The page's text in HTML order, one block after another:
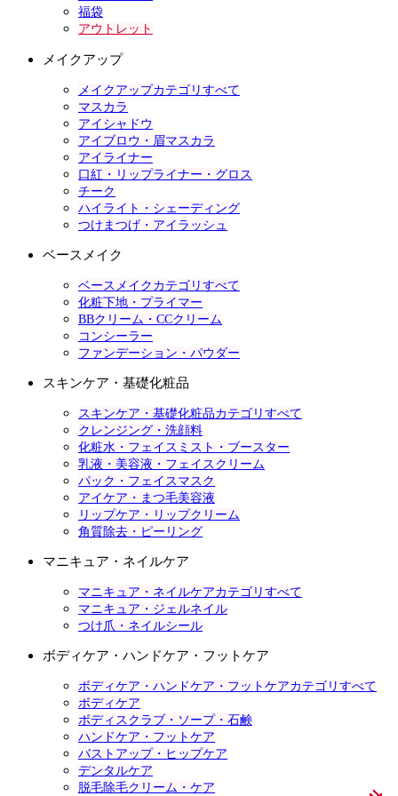
福袋
アウトレット
メイクアップ
メイクアップカテゴリすべて
マスカラ
アイシャドウ
アイブロウ・眉マスカラ
アイライナー
口紅・リップライナー・グロス
チーク
ハイライト・シェーディング
つけまつげ・アイラッシュ
ベースメイク
ベースメイクカテゴリすべて
化粧下地・プライマー
BBクリーム・CCクリーム
コンシーラー
ファンデーション・パウダー
スキンケア・基礎化粧品
スキンケア・基礎化粧品カテゴリすべて
クレンジング・洗顔料
化粧水・フェイスミスト・ブースター
乳液・美容液・フェイスクリーム
パック・フェイスマスク
アイケア・まつ毛美容液
リップケア・リップクリーム
角質除去・ピーリング
マニキュア・ネイルケア
マニキュア・ネイルケアカテゴリすべて
マニキュア・ジェルネイル
つけ爪・ネイルシール
ボディケア・ハンドケア・フットケア
ボディケア・ハンドケア・フットケアカテゴリすべて
ボディケア
ボディスクラブ・ソープ・石鹸
ハンドケア・フットケア
バストアップ・ヒップケア
デンタルケア
脱毛除毛クリーム・ケア